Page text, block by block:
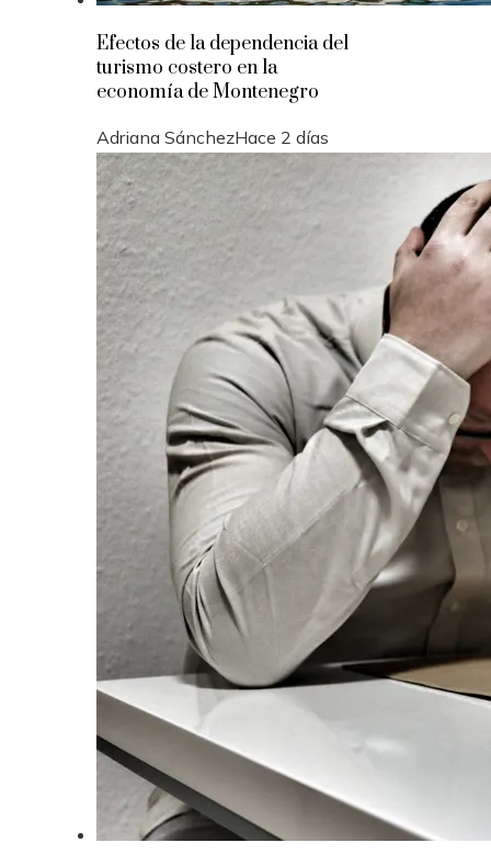
Efectos de la dependencia del
turismo costero en la
economía de Montenegro
Adriana SánchezHace 2 días